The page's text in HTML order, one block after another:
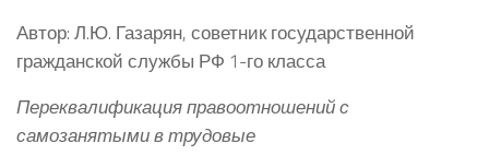
Автор: Л.Ю. Газарян, советник государственной
гражданской службы РФ 1-го класса
Переквалификация правоотношений с
самозанятыми в трудовые